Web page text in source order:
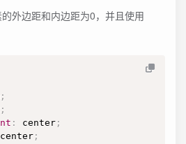
外边距和内边距为0，并且使用
;
;
: center ;
center ;